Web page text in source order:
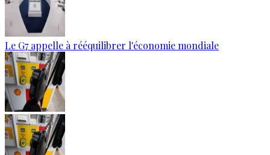
Le G7 appelle à rééquilibrer l'économie mondiale